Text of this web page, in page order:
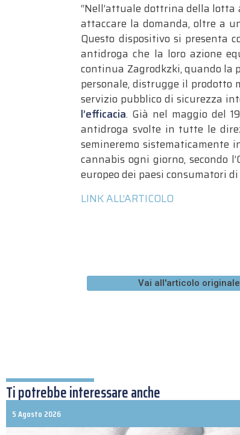
“Nell’attuale dottrina della lotta
attaccare la domanda, oltre a
Questo dispositivo si presenta
antidroga che la loro azione
continua Zagrodkzki, quando la
personale, distrugge il prodotto
servizio pubblico di sicurezza
l’efficacia. Già nel maggio del
antidroga svolte in tutte le
semineremo sistematicamente
cannabis ogni giorno, secondo
europeo dei paesi consumatori di
LINK ALL’ARTICOLO
Vai all'articolo originale
Ti potrebbe interessare anche
5 Agosto 2026